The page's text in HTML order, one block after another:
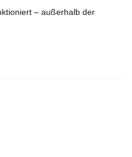
– außerhalb der